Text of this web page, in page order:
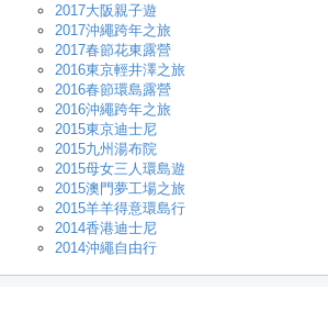
2017大阪親子遊
2017沖繩跨年之旅
2017春節花東露營
2016東京輕井澤之旅
2016春節環島露營
2016沖繩跨年之旅
2015東京迪士尼
2015九州湯布院
2015母女三人環島遊
2015澳門夢工場之旅
2015羊羊得意環島行
2014香港迪士尼
2014沖繩自由行